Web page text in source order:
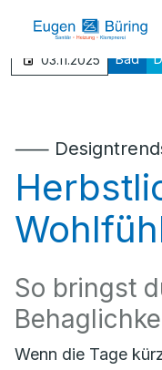
03.11.2025 Bad
⸺
So bringst
Wenn die Tage